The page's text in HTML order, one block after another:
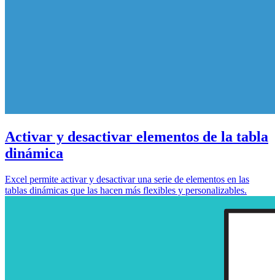
Activar y desactivar elementos de la tabla
dinámica
Excel permite activar y desactivar una serie de elementos en las
tablas dinámicas que las hacen más flexibles y personalizables.